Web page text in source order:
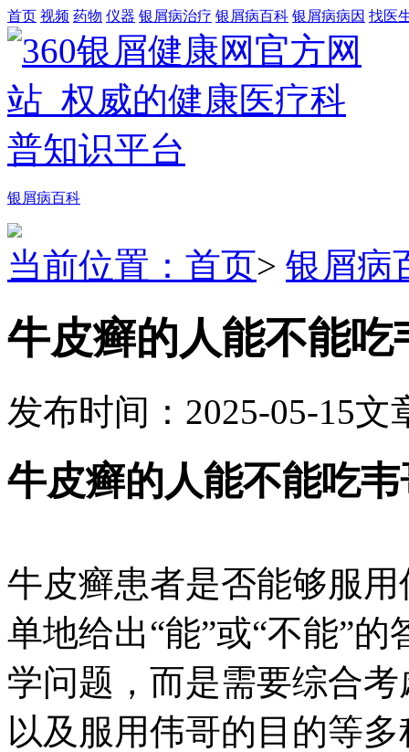
首页 视频 药物 仪器 银屑病治疗 银屑病百科 银屑病病因 找医
银屑病百科
当前位置：首页> 银屑病
牛皮癣的人能不能吃
发布时间：2025-05-15文
牛皮癣的人能不能吃韦
牛皮癣患者是否能够服
单地给出“能”或“不能”
学问题，而是需要综合
以及服用伟哥的目的等